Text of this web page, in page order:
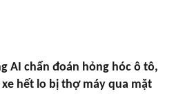
AI chẩn đoán hỏng hóc ô tô,
hết lo bị thợ máy qua mặt